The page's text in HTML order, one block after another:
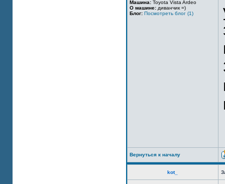
Машина: Toyota Vista Ardeo
О машине: диванчик =)
Блог: Посмотреть блог (1)
Вернуться к началу
kot_